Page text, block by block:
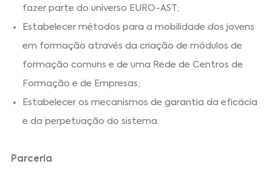
fazer parte do universo EURO-AST;
Estabelecer métodos para a mobilidade dos jovens
em formação através da criação de módulos de
formação comuns e de uma Rede de Centros de
Formação e de Empresas;
Estabelecer os mecanismos de garantia da eficácia
e da perpetuação do sistema.
Parceria